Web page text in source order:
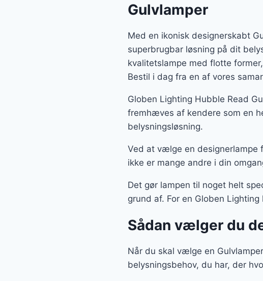
Gulvlamper
Med en ikonisk designerskabt
superbrugbar løsning på dit
kvalitetslampe med flotte
Bestil i dag fra en af vores
Globen Lighting Hubble Read
fremhæves af kendere som en
belysningsløsning.
Ved at vælge en designerlampe
ikke er mange andre i din
Det gør lampen til noget helt
grund af. For en Globen
Sådan vælger du
Når du skal vælge en
belysningsbehov, du har, der